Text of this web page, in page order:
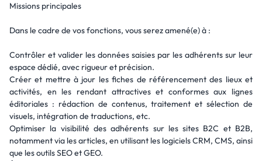
Missions principales
Dans le cadre de vos fonctions, vous serez amené(e) à :
Contrôler et valider les données saisies par les adhérents sur leur
espace dédié, avec rigueur et précision.
Créer et mettre à jour les fiches de référencement des lieux et
activités, en les rendant attractives et conformes aux lignes
éditoriales : rédaction de contenus, traitement et sélection de
visuels, intégration de traductions, etc.
Optimiser la visibilité des adhérents sur les sites B2C et B2B,
notamment via les articles, en utilisant les logiciels CRM, CMS, ainsi
que les outils SEO et GEO.